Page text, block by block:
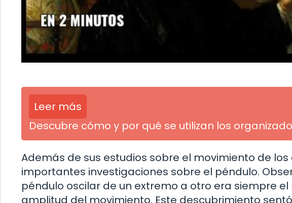
Leer más
Descubre cómo y por qué se utilizan los
Además de sus estudios sobre el movimiento de
importantes investigaciones sobre el péndulo.
péndulo oscilar de un extremo a otro era siempre
amplitud del movimiento. Este descubrimiento